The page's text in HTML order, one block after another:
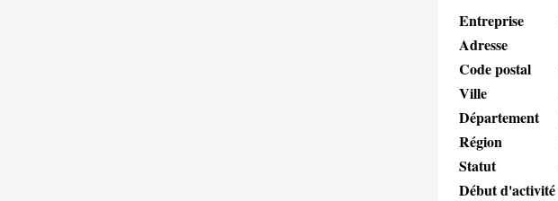
Entreprise
Adresse
Code postal
Ville
Département
Région
Statut
Début d'activité